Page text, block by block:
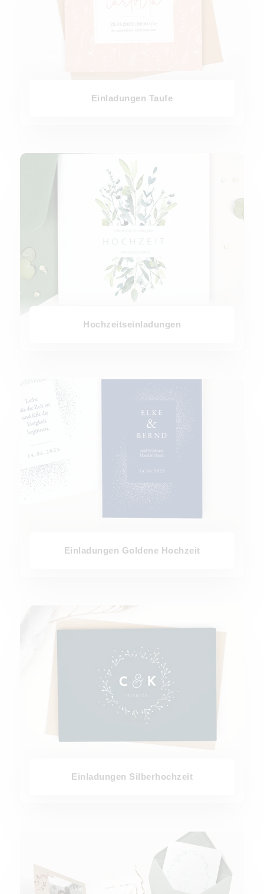
Einladungen Taufe
Hochzeitseinladungen
Hochzeitseinladungen
Einladungen Goldene Hochzeit
Einladungen Goldene Hochzeit
Einladungen Silberhochzeit